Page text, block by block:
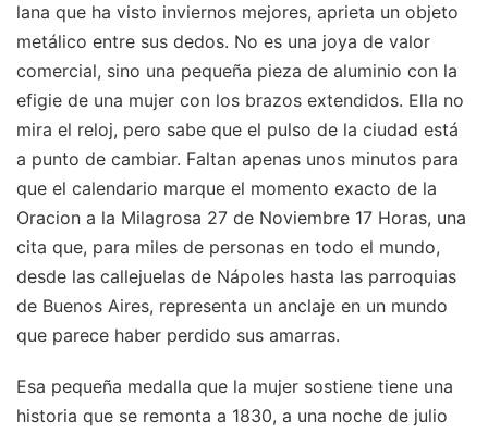
lana que ha visto inviernos mejores, aprieta un objeto
metálico entre sus dedos. No es una joya de valor
comercial, sino una pequeña pieza de aluminio con la
efigie de una mujer con los brazos extendidos. Ella no
mira el reloj, pero sabe que el pulso de la ciudad está
a punto de cambiar. Faltan apenas unos minutos para
que el calendario marque el momento exacto de la
Oracion a la Milagrosa 27 de Noviembre 17 Horas, una
cita que, para miles de personas en todo el mundo,
desde las callejuelas de Nápoles hasta las parroquias
de Buenos Aires, representa un anclaje en un mundo
que parece haber perdido sus amarras.
Esa pequeña medalla que la mujer sostiene tiene una
historia que se remonta a 1830, a una noche de julio